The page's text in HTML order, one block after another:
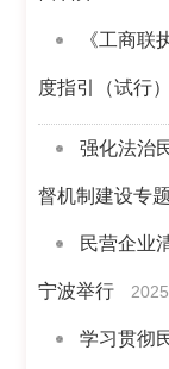
《工商联
度指引（试行
强化法治
督机制建设专
民营企业
宁波举行
学习贯彻